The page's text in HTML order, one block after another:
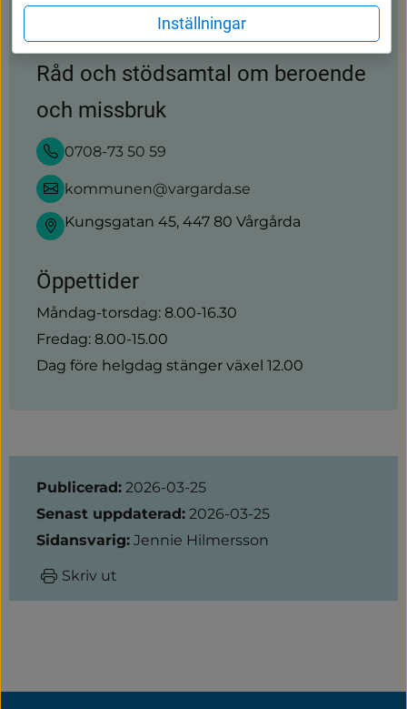
Kontakt
Råd och stödsamtal om beroende
och missbruk
0708-73 50 59
kommunen@vargarda.se
Kungsgatan 45, 447 80 Vårgårda
Öppettider
Måndag-torsdag: 8.00-16.30
Fredag: 8.00-15.00
Dag före helgdag stänger växel 12.00
Sidinformation
Publicerad: 2026-03-25
Senast uppdaterad: 2026-03-25
Sidansvarig: Jennie Hilmersson
Skriv ut
Inställningar